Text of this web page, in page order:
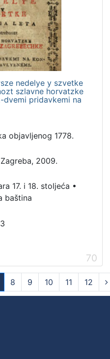
nedelye y szvetke
szlavne horvatzke
dvemi pridavkemi na
objavljenog 1778.
2009.
17. i 18. stoljeća •
baština
70
8 9 10 11 12